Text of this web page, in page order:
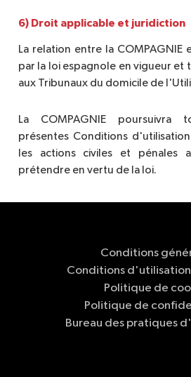
6) Droit applicable et juridiction
La relation entre la COMPAGNIE
par la loi espagnole en vigueur et
aux Tribunaux du domicile de
La COMPAGNIE poursuivra
présentes Conditions
les actions civiles et pénales
prétendre en vertu de la loi.
Conditions
Conditions
Politique de
Politique de
Bureau des pratiques